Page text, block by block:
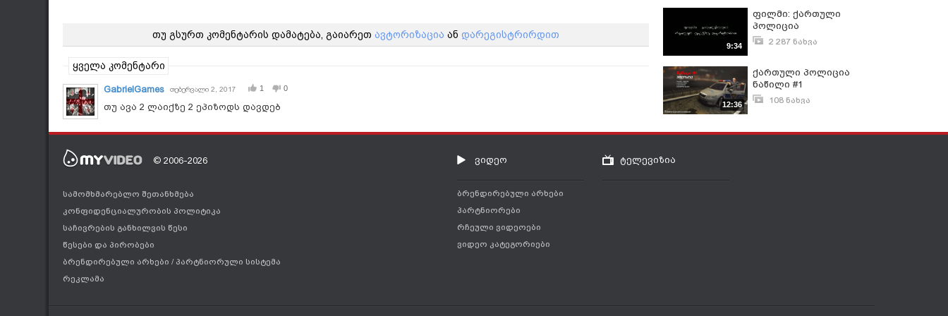
თუ გსურთ კომენტარის დამატება, გაიარეთ ავტორიზაცია ან დარეგისტრირდით
ყველა კომენტარი
GabrielGames თებერვალი 2, 2017 1 0
თუ ავა 2 ლაიქზე 2 ეპიზოდს დავდებ
9:34
ფილმი: ქართული
პოლიცია
2 287 ნახვა
12:36
ქართული პოლიცია
ნაწილი #1
108 ნახვა
© 2006-2026
სამომხმარებლო შეთანხმება
კონფიდენციალურობის პოლიტიკა
საჩივრების განხილვის წესი
წესები და პირობები
ბრენდირებული არხები / პარტნიორული სისტემა
რეკლამა
ვიდეო
ბრენდირებული არხები
პარტნიორები
რჩეული ვიდეოები
ვიდეო კატეგორიები
ტელევიზია